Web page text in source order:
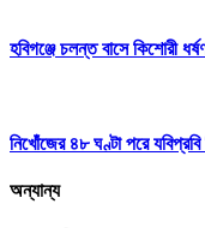
হবিগঞ্জে চলন্ত বাসে কিশোরী
নিখোঁজের ৪৮ ঘণ্টা পরে যবিপ্রবি
অন্যান্য